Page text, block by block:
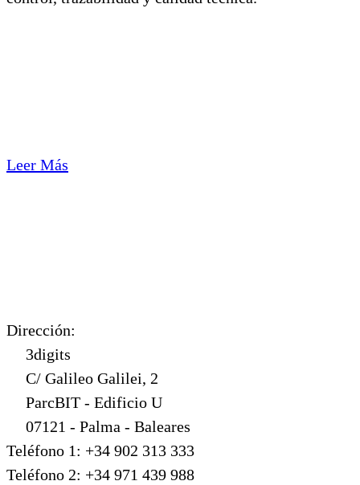
Leer Más
Dirección:
3digits
C/ Galileo Galilei, 2
ParcBIT - Edificio U
07121 - Palma - Baleares
Teléfono 1: +34 902 313 333
Teléfono 2: +34 971 439 988